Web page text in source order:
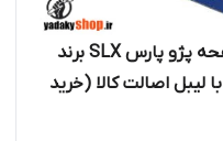
دیسک و صفحه پژو پارس SLX برند
PHC Valeo با لیبل اصالت کالا (خرید